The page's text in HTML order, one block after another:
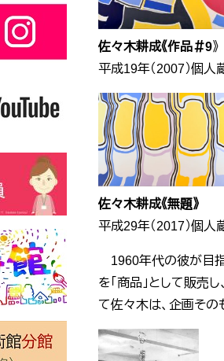
佐々木耕成《作品＃9》
平成19年（2007）個人
佐々木耕成《無題》
平成29年（2017）個人
1960年代の彼が目指
を「商品」として販売
て佐々木は、企画その